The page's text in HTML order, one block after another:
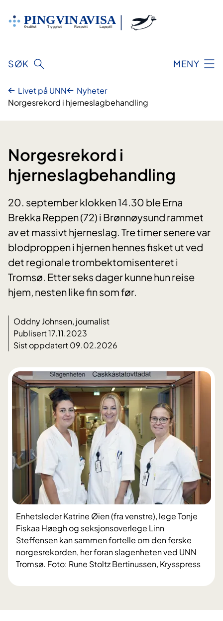
innhold
SØK MENY
Livet på UNN
Nyheter
Norgesrekord i hjerneslag­behandling
Norgesrekord i
hjerneslag­behandling
20. september klokken 14.30 ble Erna
Brekka Reppen (72) i Brønnøysund rammet
av et massivt hjerneslag. Tre timer senere var
blodproppen i hjernen hennes fisket ut ved
det regionale trombektomisenteret i
Tromsø. Etter seks dager kunne hun reise
hjem, nesten like fin som før.
Oddny Johnsen, journalist
Publisert 17.11.2023
Sist oppdatert 09.02.2026
Enhetsleder Katrine Øien (fra venstre), lege Tonje
Fiskaa Høegh og seksjonsoverlege Linn
Steffensen kan sammen fortelle om den ferske
norgesrekorden, her foran slagenheten ved UNN
Tromsø. Foto: Rune Stoltz Bertinussen, Krysspress